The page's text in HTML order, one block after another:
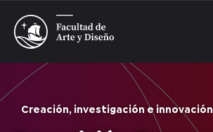
Creación, investigación e innovación